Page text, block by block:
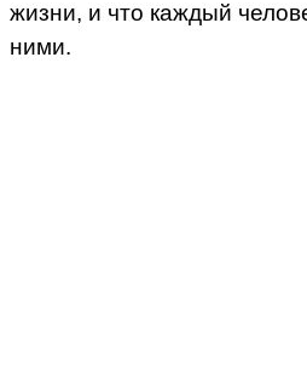
жизни, и что каждый
ними.